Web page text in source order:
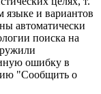
языке и вариантов
автоматически
поиска на
ошибку в
"Сообщить о